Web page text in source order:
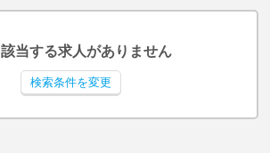
該当する求人がありません
検索条件を変更